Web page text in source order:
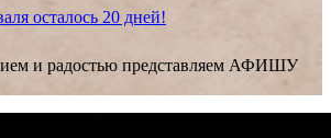
осталось 20 дней!
и радостью представляем АФИШУ